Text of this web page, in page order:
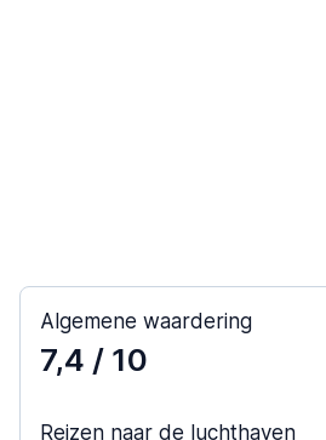
Algemene waardering
7,4 / 10
Reizen naar de luchthaven